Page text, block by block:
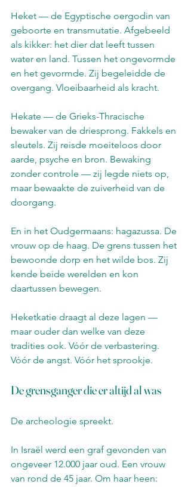
Heket — de Egyptische oergodin van
geboorte en transmutatie. Afgebeeld
als kikker: het dier dat leeft tussen
water en land. Tussen het ongevormde
en het gevormde. Zij begeleidde de
overgang. Vloeibaarheid als kracht.
Hekate — de Grieks-Thracische
bewaker van de driesprong. Fakkels en
sleutels. Zij reisde moeiteloos door
aarde, psyche en bron. Bewaking
zonder controle — zij legde niets op,
maar bewaakte de zuiverheid van de
doorgang.
En in het Oudgermaans: hagazussa. De
vrouw op de haag. De grens tussen het
bewoonde dorp en het wilde bos. Zij
kende beide werelden en kon
daartussen bewegen.
Heketkatie draagt al deze lagen —
maar ouder dan welke van deze
tradities ook. Vóór de verbastering.
Vóór de angst. Vóór het sprookje.
De grensganger die er altijd al was
De archeologie spreekt.
In Israël werd een graf gevonden van
ongeveer 12.000 jaar oud. Een vrouw
van rond de 45 jaar. Om haar heen: